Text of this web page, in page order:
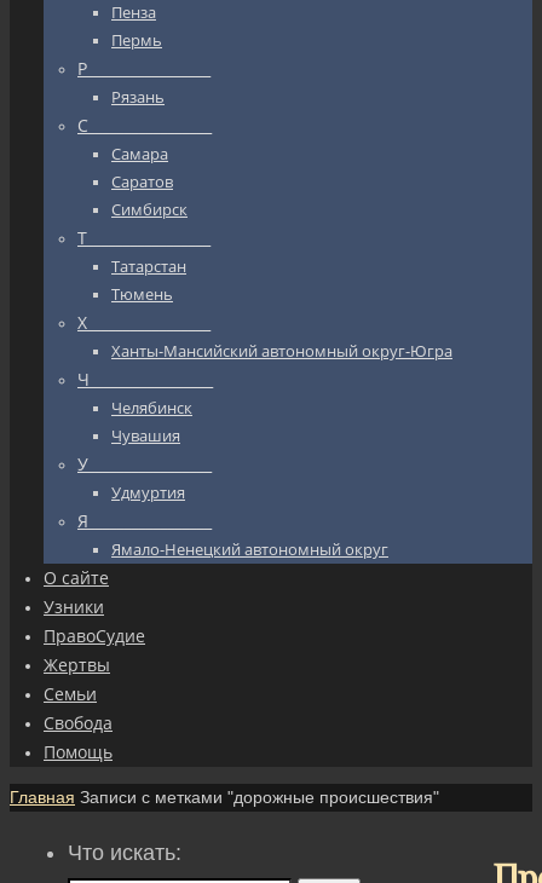
Пенза
Пермь
Р_________________
Рязань
С_________________
Самара
Саратов
Симбирск
Т_________________
Татарстан
Тюмень
Х_________________
Ханты-Мансийский автономный округ-Югра
Ч_________________
Челябинск
Чувашия
У_________________
Удмуртия
Я_________________
Ямало-Ненецкий автономный округ
О сайте
Узники
ПравоСудие
Жертвы
Семьи
Свобода
Помощь
Главная Записи с метками "дорожные происшествия"
Что искать: